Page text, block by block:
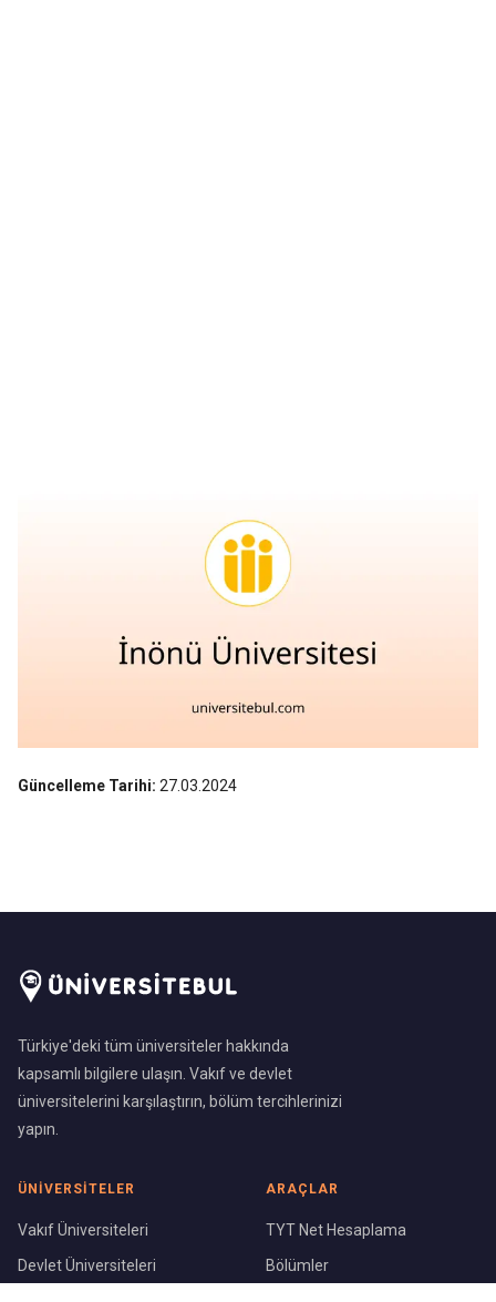
Güncelleme Tarihi: 27.03.2024
Türkiye'deki tüm üniversiteler hakkında
kapsamlı bilgilere ulaşın. Vakıf ve devlet
üniversitelerini karşılaştırın, bölüm tercihlerinizi
yapın.
ÜNIVERSITELER
Vakıf Üniversiteleri
Devlet Üniversiteleri
ARAÇLAR
TYT Net Hesaplama
Bölümler